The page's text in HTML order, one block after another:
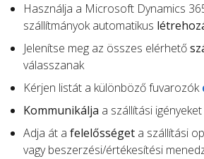
Használja a Microsoft Dynamics
szállítmányok automatikus
Jelenítse meg az összes elérhető
válasszanak
Kérjen listát a különböző fuvarozók
Kommunikálja a szállítási
Adja át a felelősséget a szállítási
vagy beszerzési/értékesítési